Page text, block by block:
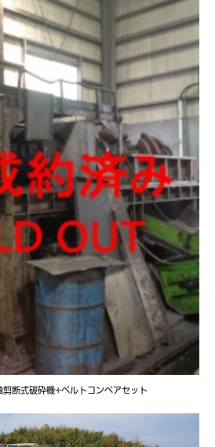
断式破砕機+ベルトコンベアセット